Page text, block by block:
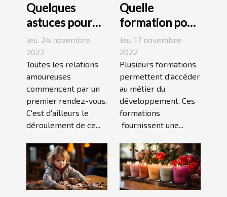
Quelques
astuces pour
réussir son
premier
rendez-vous
Jeu. 24 novembre
2022
Toutes les relations
amoureuses
commencent par un
premier rendez-vous.
C'est d'ailleurs le
déroulement de ce...
Quelle
formation pour
travailler dans
le
développement
durable ?
Jeu. 17 novembre
2022
Plusieurs formations
permettent d'accéder
au métier du
développement. Ces
formations
fournissent une...